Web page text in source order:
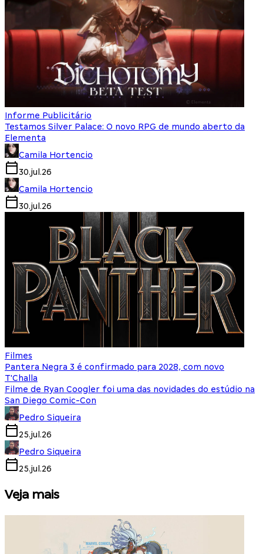
Informe Publicitário
Testamos Silver Palace: O novo RPG de mundo aberto da
Elementa
Camila Hortencio
30.jul.26
Camila Hortencio
30.jul.26
Filmes
Pantera Negra 3 é confirmado para 2028, com novo
T'Challa
Filme de Ryan Coogler foi uma das novidades do estúdio na
San Diego Comic-Con
Pedro Siqueira
25.jul.26
Pedro Siqueira
25.jul.26
Veja mais